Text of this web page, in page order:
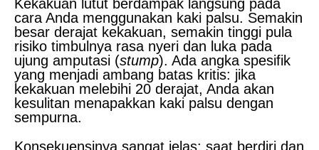
Kekakuan lutut berdampak langsung pada
cara Anda menggunakan kaki palsu. Semakin
besar derajat kekakuan, semakin tinggi pula
risiko timbulnya rasa nyeri dan luka pada
ujung amputasi (stump). Ada angka spesifik
yang menjadi ambang batas kritis: jika
kekakuan melebihi 20 derajat, Anda akan
kesulitan menapakkan kaki palsu dengan
sempurna.
Konsekuensinya sangat jelas: saat berdiri dan